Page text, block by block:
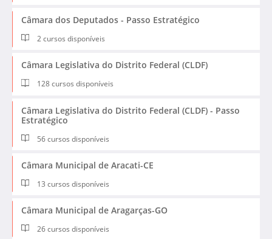
Câmara dos Deputados - Passo Estratégico
2 cursos disponíveis
Câmara Legislativa do Distrito Federal (CLDF)
128 cursos disponíveis
Câmara Legislativa do Distrito Federal (CLDF) - Passo
Estratégico
56 cursos disponíveis
Câmara Municipal de Aracati-CE
13 cursos disponíveis
Câmara Municipal de Aragarças-GO
26 cursos disponíveis